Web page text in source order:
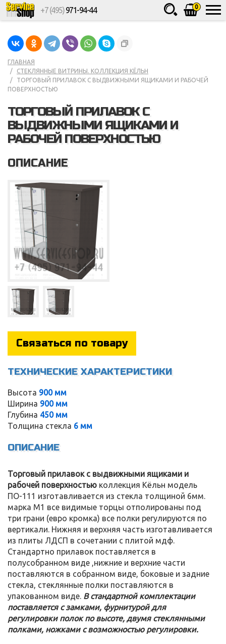
Service
0
+7 (495)971-94-44
ГЛАВНАЯ
СТЕКЛЯННЫЕ ВИТРИНЫ. КОЛЛЕКЦИЯ КЁЛЬН
ТОРГОВЫЙ ПРИЛАВОК С ВЫДВИЖНЫМИ ЯЩИКАМИ И РАБОЧЕЙ
ПОВЕРХНОСТЬЮ
ТОРГОВЫЙ ПРИЛАВОК С
ВЫДВИЖНЫМИ ЯЩИКАМИ И
РАБОЧЕЙ ПОВЕРХНОСТЬЮ
ОПИСАНИЕ
Связаться по товару
ТЕХНИЧЕСКИЕ ХАРАКТЕРИСТИКИ
Высота 900 мм
Ширина 900 мм
Глубина 450 мм
Толщина стекла 6 мм
ОПИСАНИЕ
Торговый прилавок с выдвижными ящиками и
рабочей поверхностью коллекция Кёльн модель
ПО-111 изготавливается из стекла толщиной 6мм.
марка М1 все видимые торцы отполированы под
три грани (евро кромка) все полки регулируются по
вертикали. Нижняя и верхняя часть изготавливается
из плиты ЛДСП в сочетании с плитой мдф.
Стандартно прилавок поставляется в
полусобранном виде ,нижние и верхние части
поставляются в собранном виде, боковые и задние
стекла, стеклянные полки поставляются в
упакованном виде. В стандартной комплектации
поставляется с замками, фурнитурой для
регулировки полок по высоте, двумя стеклянными
полками, ножками с возможностью регулировки.